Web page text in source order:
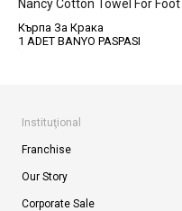
Кърпа За Крака
1 ADET BANYO PASPASI
Instituţional
Franchise
Our Story
Corporate Sale